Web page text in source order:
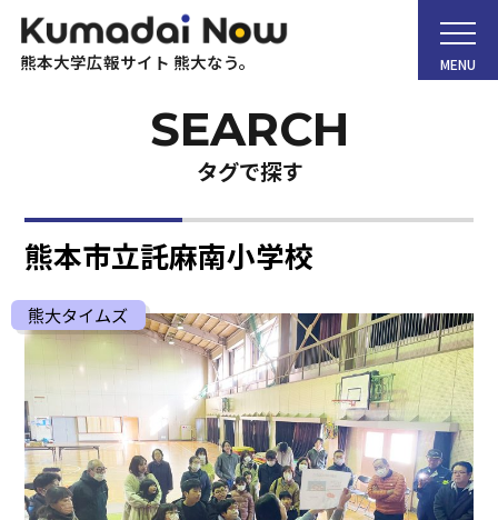
熊本大学広報サイト 熊大なう。
タグで探す
熊本市立託麻南小学校
熊大タイムズ
MENU
ホーム
Kumadai Now（熊大なう。）とは
熊大タイムズ
熊大チャンネル
まちなかキャンパス